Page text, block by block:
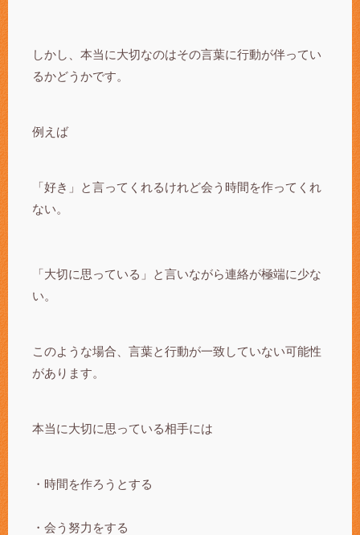
しかし、本当に大切なのはその言葉に行動が伴ってい
るかどうかです。
例えば
「好き」と言ってくれるけれど会う時間を作ってくれ
ない。
「大切に思っている」と言いながら連絡が極端に少な
い。
このような場合、言葉と行動が一致していない可能性
があります。
本当に大切に思っている相手には
・時間を作ろうとする
・会う努力をする